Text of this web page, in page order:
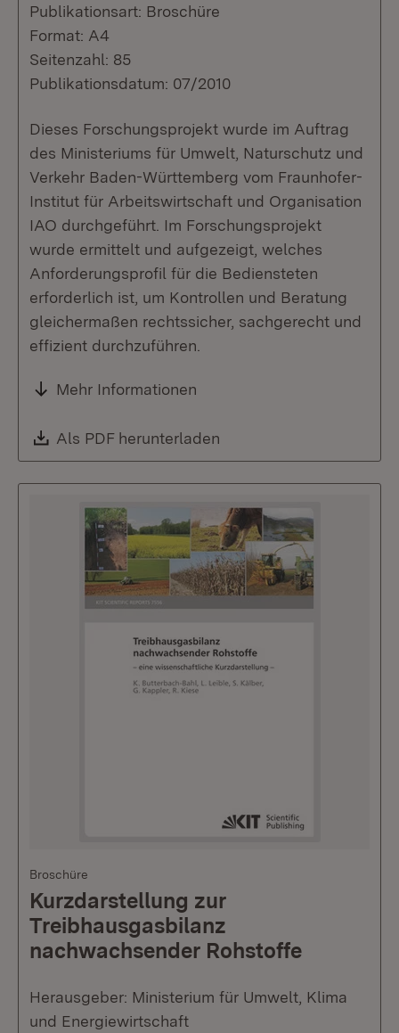
Publikationsart: Broschüre
Format: A4
Seitenzahl: 85
Publikationsdatum: 07/2010
Dieses Forschungsprojekt wurde im Auftrag
des Ministeriums für Umwelt, Naturschutz und
Verkehr Baden-Württemberg vom Fraunhofer-
Institut für Arbeitswirtschaft und Organisation
IAO durchgeführt. Im Forschungsprojekt
wurde ermittelt und aufgezeigt, welches
Anforderungsprofil für die Bediensteten
erforderlich ist, um Kontrollen und Beratung
gleichermaßen rechtssicher, sachgerecht und
effizient durchzuführen.
Mehr Informationen
Download:
Als PDF herunterladen
Broschüre
Kurzdarstellung zur
Treibhausgasbilanz
nachwachsender Rohstoffe
Herausgeber: Ministerium für Umwelt, Klima
und Energiewirtschaft